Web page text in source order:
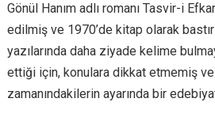
Gönül Hanım adlı romanı Tasvir-i
edilmiş ve 1970’de kitap olarak
yazılarında daha ziyade kelime
ettiği için, konulara dikkat etmemiş
zamanındakilerin ayarında bir